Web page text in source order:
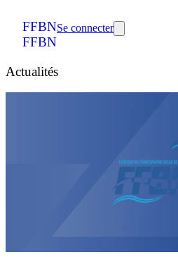
FFBN
FFBN
Se connecter
Actualités